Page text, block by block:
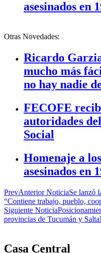
asesinados en
Otras Novedades:
Ricardo
mucho más
no hay nadie
FECOFE
autoridades
Social
Homenaje a
asesinados en
PrevAnterior NoticiaSe lanzó
“Contiene trabajo, pueblo,
Siguiente Noticia
provincias de Tucumán y Salta
Casa Central